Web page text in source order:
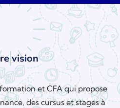
vision
et CFA qui propose
des cursus et stages à